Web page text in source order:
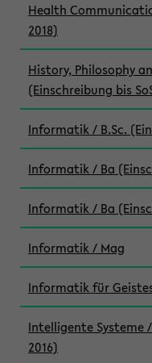
Health
2018)
History, Philosophy
(Einschreibung bis
Informatik / B.Sc.
Informatik / Ba
Informatik / Ba
Informatik / Mag
Informatik für
Intelligente Systeme
2016)